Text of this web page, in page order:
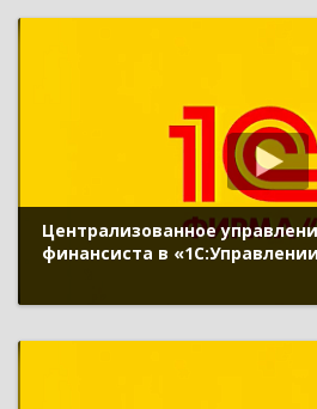
Централизованное
финансиста в